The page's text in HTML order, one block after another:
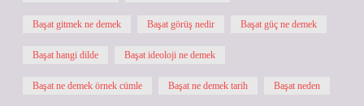
Başat gitmek ne demek Başat görüş nedir Başat güç ne demek
Başat hangi dilde Başat ideoloji ne demek
Başat ne demek örnek cümle Başat ne demek tarih Başat neden